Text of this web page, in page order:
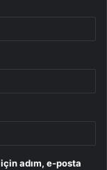
adım, e-posta